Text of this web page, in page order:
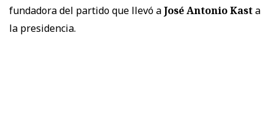
fundadora del partido que llevó aJosé Antonio Kasta
la presidencia.